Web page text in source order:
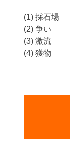
(1) 採石場
(2) 争い
(3) 激流
(4) 獲物